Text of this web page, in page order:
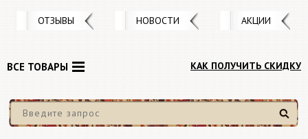
ОТЗЫВЫ НОВОСТИ АКЦИИ
КАК ПОЛУЧИТЬ СКИДКУ
Найти
ВСЕ ТОВАРЫ